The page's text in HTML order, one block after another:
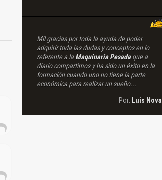
Mil gracias por toda la ayuda de poder
adquirir toda las dudas y conceptos en lo
referente a la Maquinaria Pesadaque a
diario compartimos y ha sido un éxito en la
formación cuando uno no tiene la parte
económica para realizar un sueño...
Por: Luis Nova